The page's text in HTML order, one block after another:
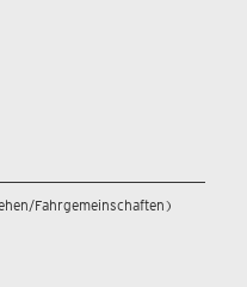
Fahrgemeinschaften)